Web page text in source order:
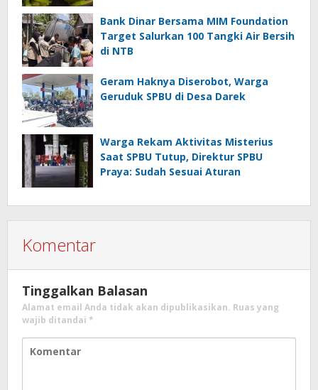
Bank Dinar Bersama MIM Foundation
Target Salurkan 100 Tangki Air Bersih
di NTB
Geram Haknya Diserobot, Warga
Geruduk SPBU di Desa Darek
Warga Rekam Aktivitas Misterius
Saat SPBU Tutup, Direktur SPBU
Praya: Sudah Sesuai Aturan
Komentar
Tinggalkan Balasan
Alamat email Anda tidak akan dipublikasikan. Ruas yang
wajib ditandai *